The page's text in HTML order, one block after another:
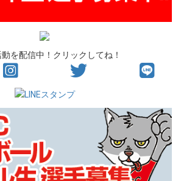
を配信中！クリックしてね！